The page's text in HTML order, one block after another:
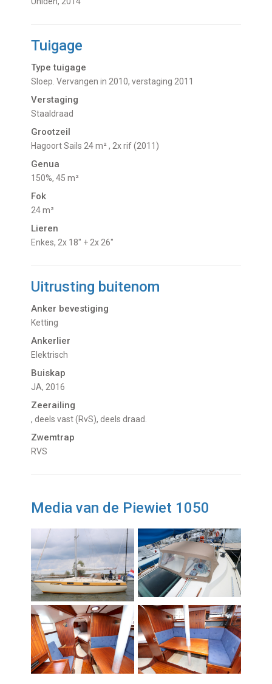
Tuigage
Type tuigage
Sloep. Vervangen in 2010, verstaging 2011
Verstaging
Staaldraad
Grootzeil
Hagoort Sails 24 m² , 2x rif (2011)
Genua
150%, 45 m²
Fok
24 m²
Lieren
Enkes, 2x 18" + 2x 26"
Uitrusting buitenom
Anker bevestiging
Ketting
Ankerlier
Elektrisch
Buiskap
JA, 2016
Zeerailing
, deels vast (RvS), deels draad.
Zwemtrap
RVS
Media van de Piewiet 1050